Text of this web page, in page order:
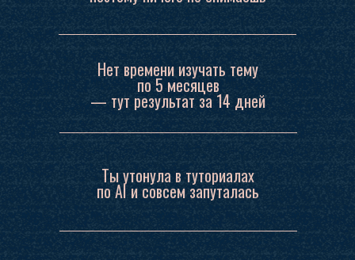
Ты утонула в туториалах
по AI и совсем запуталась
Нет времени изучать тему
по 5 месяцев
— тут результат за 14 дней